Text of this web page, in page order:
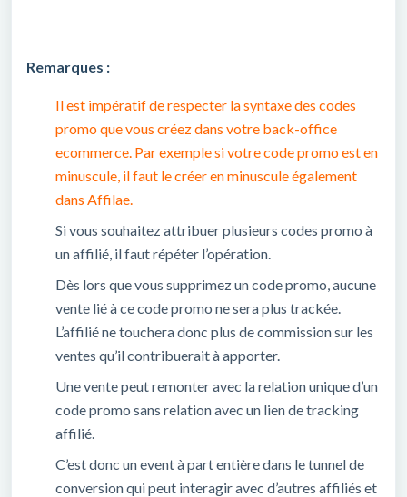
Remarques :
Il est impératif de respecter la syntaxe des codes
promo que vous créez dans votre back-office
ecommerce. Par exemple si votre code promo est en
minuscule, il faut le créer en minuscule également
dans Affilae.
Si vous souhaitez attribuer plusieurs codes promo à
un affilié, il faut répéter l’opération.
Dès lors que vous supprimez un code promo, aucune
vente lié à ce code promo ne sera plus trackée.
L’affilié ne touchera donc plus de commission sur les
ventes qu’il contribuerait à apporter.
Une vente peut remonter avec la relation unique d’un
code promo sans relation avec un lien de tracking
affilié.
C’est donc un event à part entière dans le tunnel de
conversion qui peut interagir avec d’autres affiliés et